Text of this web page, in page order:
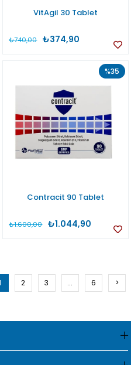
VitAgil 30 Tablet
₺374,90
₺740,00
Contracit 90 Tablet
₺1.044,90
₺1.600,00
%35
2 3 ... 6 >